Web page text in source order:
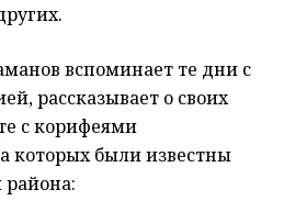
вспоминает те дни с
рассказывает о своих
с корифеями
которых были известны
района: